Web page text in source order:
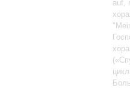
auf,